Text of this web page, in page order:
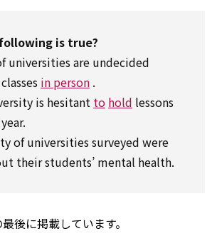
is true?
universities are undecided
in person .
is hesitant to hold lessons
of universities surveyed were
their students’ mental health.
後に掲載しています。